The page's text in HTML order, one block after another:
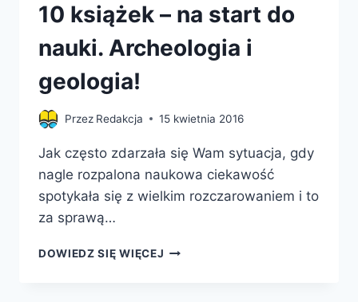
10 książek – na start do
nauki. Archeologia i
geologia!
Przez Redakcja 15 kwietnia 2016
Jak często zdarzała się Wam sytuacja, gdy
nagle rozpalona naukowa ciekawość
spotykała się z wielkim rozczarowaniem i to
za sprawą…
DOWIEDZ SIĘ WIĘCEJ